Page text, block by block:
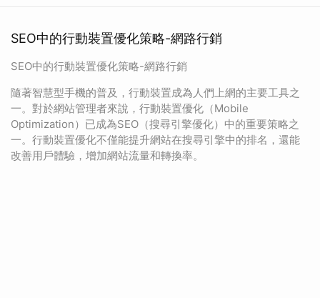
SEO中的行動裝置優化策略-網路行銷
SEO中的行動裝置優化策略-網路行銷
隨著智慧型手機的普及，行動裝置成為人們上網的主要工具之
一。對於網站管理者來說，行動裝置優化（Mobile
Optimization）已成為SEO（搜尋引擎優化）中的重要策略之
一。行動裝置優化不僅能提升網站在搜尋引擎中的排名，還能
改善用戶體驗，增加網站流量和轉換率。